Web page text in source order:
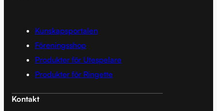
Kunskapsportalen
Föreningsshop
Produkter för Utespelare
Produkter för Ringette
Kontakt